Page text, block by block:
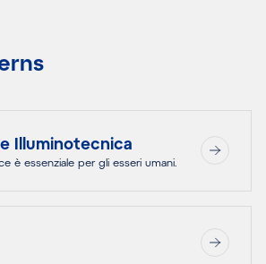
Illuminotecnica
è essenziale per gli esseri umani.